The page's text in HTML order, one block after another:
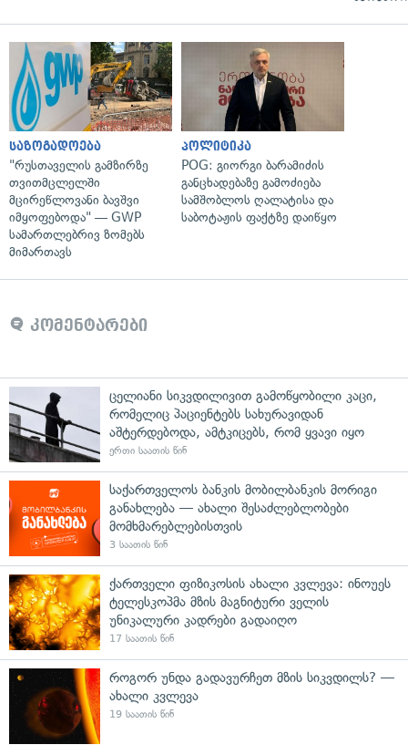
საზოგადოება
"რუსთაველის გამზირზე
თვითმცლელში
მცირეწლოვანი ბავშვი
იმყოფებოდა" — GWP
სამართლებრივ ზომებს
მიმართავს
პოლიტიკა
POG: გიორგი ბარამიძის
განცხადებაზე გამოძიება
სამშობლოს ღალატისა და
საბოტაჟის ფაქტზე დაიწყო
კომენტარები
ცელიანი სიკვდილივით გამოწყობილი კაცი,
რომელიც პაციენტებს სახურავიდან
აშტერდებოდა, ამტკიცებს, რომ ყვავი იყო
ერთი საათის წინ
საქართველოს ბანკის მობილბანკის მორიგი
განახლება — ახალი შესაძლებლობები
მომხმარებლებისთვის
3 საათის წინ
ქართველი ფიზიკოსის ახალი კვლევა: ინოუეს
ტელესკოპმა მზის მაგნიტური ველის
უნიკალური კადრები გადაიღო
17 საათის წინ
როგორ უნდა გადავურჩეთ მზის სიკვდილს? —
ახალი კვლევა
19 საათის წინ